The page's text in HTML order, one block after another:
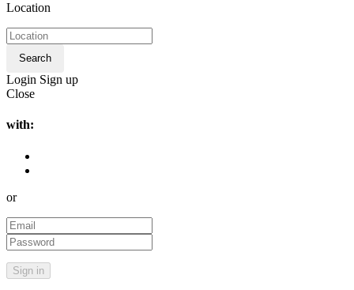
Location
Search
Login Sign up
Close
with:
or